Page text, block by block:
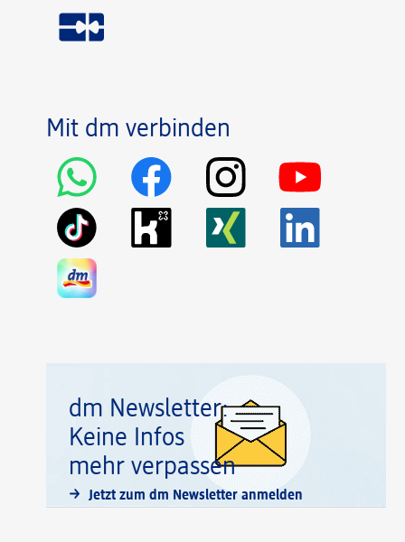
Mit dm verbinden
dm Newsletter:
Keine Infos
mehr verpassen
Jetzt zum dm Newsletter anmelden